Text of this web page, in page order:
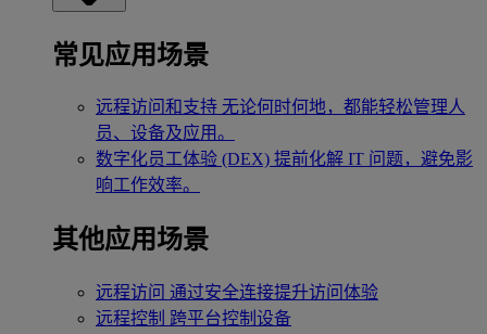
常见应用场景
远程访问和支持 无论何时何地，都能轻松管理人
员、设备及应用。
数字化员工体验 (DEX) 提前化解 IT 问题，避免影
响工作效率。
其他应用场景
远程访问 通过安全连接提升访问体验
远程控制 跨平台控制设备